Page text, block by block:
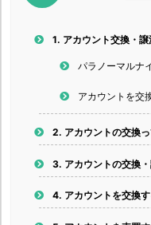
1. アカウント交換・
パラノーマルナ
アカウントを交
2. アカウントの交換
3. アカウントの交換
4. アカウントを交換